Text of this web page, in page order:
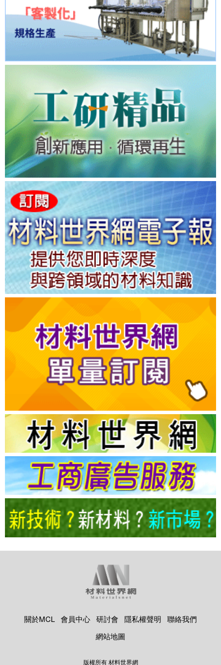
關於MCL 會員中心 研討會 隱私權聲明
聯絡我們
網站地圖
版權所有 材料世界網